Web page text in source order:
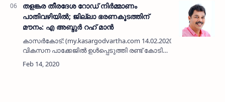
തളങ്കര തീരദേശ റോഡ് നിര്‍മ്മാണം
പാതിവഴിയില്‍; ജില്ലാ ഭരണകൂടത്തിന്
മൗനം: എ അബ്ദുര്‍ റഹ് മാന്‍
കാസര്‍കോട്: (my.kasargodvartha.com 14.02.2020) ജില്ലാ
വികസന പാക്കേജില്‍ ഉള്‍പ്പെടുത്തി രണ്ട് കോടി
അനുവദിച്ച് വര്‍ഷങ്ങള്‍ക്ക് മുമ്പ് പ്രവര്‍ത്തി
ആരംഭിച്ച തളങ്കര പടി…